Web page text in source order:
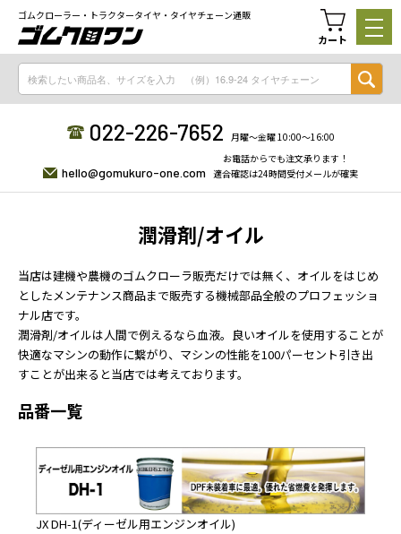
ゴムクローラー・トラクタータイヤ・タイヤチェーン通販
カート
022-226-7652 月曜〜金曜 10:00〜16:00
hello@gomukuro-one.com
お電話からでも注文承ります！
適合確認は24時間受付メールが確実
潤滑剤/オイル
当店は建機や農機のゴムクローラ販売だけでは無く、オイルをはじめ
としたメンテナンス商品まで販売する機械部品全般のプロフェッショ
ナル店です。
潤滑剤/オイルは人間で例えるなら血液。良いオイルを使用することが
快適なマシンの動作に繋がり、マシンの性能を100パーセント引き出
すことが出来ると当店では考えております。
品番一覧
JX DH-1(ディーゼル用エンジンオイル)